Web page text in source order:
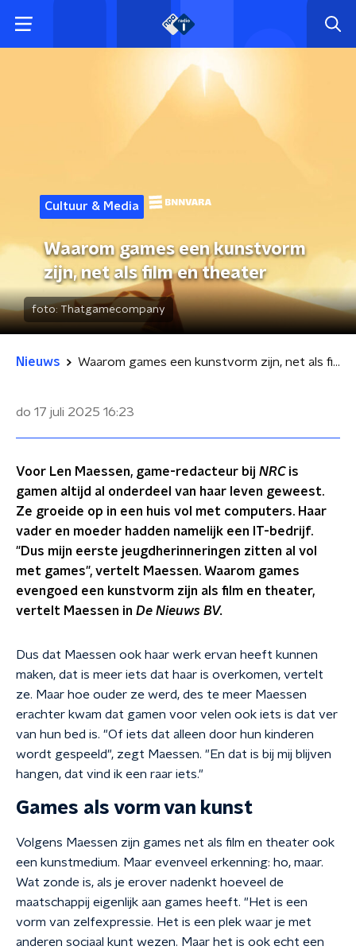
Cultuur & Media
Waarom games een kunstvorm
zijn, net als film en theater
foto: Thatgamecompany
Nieuws Waarom games een kunstvorm zijn, net als film en theater
do 17 juli 2025 16:23
Voor Len Maessen, game-redacteur bij NRCis
gamen altijd al onderdeel van haar leven geweest.
Ze groeide op in een huis vol met computers. Haar
vader en moeder hadden namelijk een IT-bedrijf.
"Dus mijn eerste jeugdherinneringen zitten al vol
met games", vertelt Maessen. Waarom games
evengoed een kunstvorm zijn als film en theater,
vertelt Maessen in De Nieuws BV.
Dus dat Maessen ook haar werk ervan heeft kunnen
maken, dat is meer iets dat haar is overkomen, vertelt
ze. Maar hoe ouder ze werd, des te meer Maessen
erachter kwam dat gamen voor velen ook iets is dat ver
van hun bed is. "Of iets dat alleen door hun kinderen
wordt gespeeld", zegt Maessen. "En dat is bij mij blijven
hangen, dat vind ik een raar iets."
Games als vorm van kunst
Volgens Maessen zijn games net als film en theater ook
een kunstmedium. Maar evenveel erkenning: ho, maar.
Wat zonde is, als je erover nadenkt hoeveel de
maatschappij eigenlijk aan games heeft. "Het is een
vorm van zelfexpressie. Het is een plek waar je met
anderen sociaal kunt wezen. Maar het is ook echt een